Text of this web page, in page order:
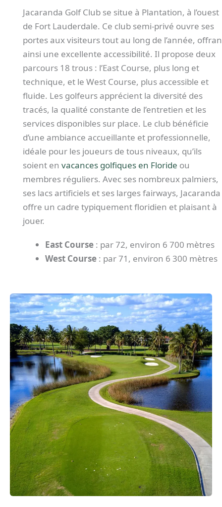
Jacaranda Golf Club se situe à Plantation, à l’ouest
de Fort Lauderdale. Ce club semi-privé ouvre ses
portes aux visiteurs tout au long de l’année,
ainsi une excellente accessibilité. Il propose deux
parcours 18 trous : l’East Course, plus long et
technique, et le West Course, plus accessible et
fluide. Les golfeurs apprécient la diversité des
tracés, la qualité constante de l’entretien et les
services disponibles sur place. Le club bénéficie
d’une ambiance accueillante et professionnelle,
idéale pour les joueurs de tous niveaux, qu’ils
soient en vacances golfiques en Floride ou
membres réguliers. Avec ses nombreux palmiers,
ses lacs artificiels et ses larges fairways, Jacaranda
offre un cadre typiquement floridien et plaisant à
jouer.
East Course : par 72, environ 6 700 mètres
West Course : par 71, environ 6 300 mètres